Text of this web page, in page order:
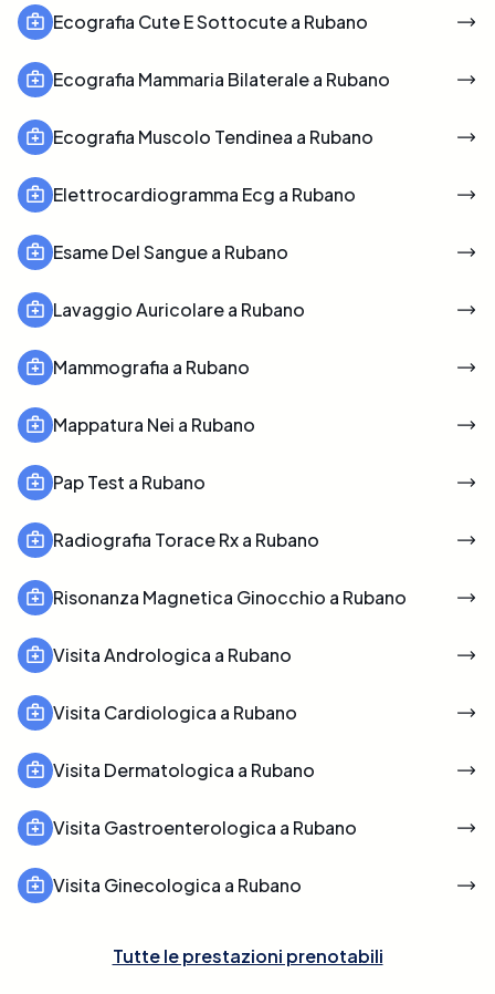
Ecografia Cute E Sottocute a Rubano
Ecografia Mammaria Bilaterale a Rubano
Ecografia Muscolo Tendinea a Rubano
Elettrocardiogramma Ecg a Rubano
Esame Del Sangue a Rubano
Lavaggio Auricolare a Rubano
Mammografia a Rubano
Mappatura Nei a Rubano
Pap Test a Rubano
Radiografia Torace Rx a Rubano
Risonanza Magnetica Ginocchio a Rubano
Visita Andrologica a Rubano
Visita Cardiologica a Rubano
Visita Dermatologica a Rubano
Visita Gastroenterologica a Rubano
Visita Ginecologica a Rubano
Tutte le prestazioni prenotabili